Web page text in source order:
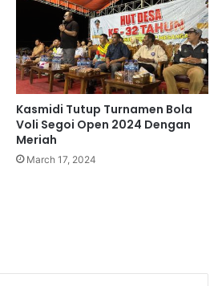
Kasmidi Tutup Turnamen Bola
Voli Segoi Open 2024 Dengan
Meriah
March 17, 2024